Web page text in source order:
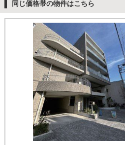
同じ価格帯の物件はこちら